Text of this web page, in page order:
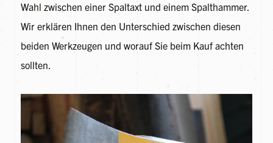
Wahl zwischen einer Spaltaxt und einem Spalthammer.
Wir erklären Ihnen den Unterschied zwischen diesen
beiden Werkzeugen und worauf Sie beim Kauf achten
sollten.